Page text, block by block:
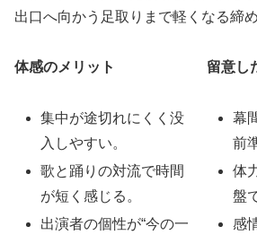
出口へ向かう足取りまで軽くなる締
体感のメリット
集中が途切れにくく没
入しやすい。
歌と踊りの対流で時間
が短く感じる。
出演者の個性が“今の一
留意し
幕
前
体
盤
感